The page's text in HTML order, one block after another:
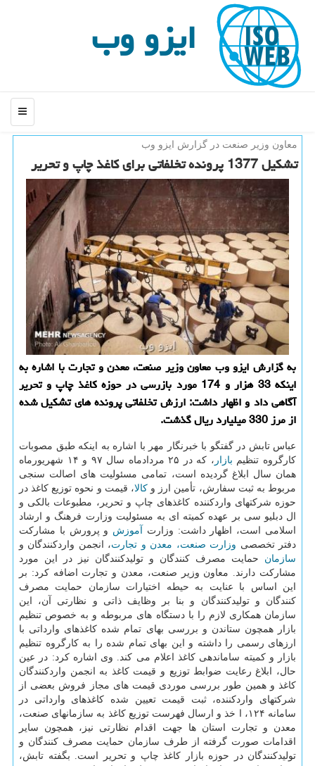
ایزو وب
منو
معاون وزیر صنعت در گزارش ایزو وب
تشكیل 1377 پرونده تخلفاتی برای كاغذ چاپ و تحریر
به گزارش ایزو وب معاون وزیر صنعت، معدن و تجارت با اشاره به
اینكه 33 هزار و 174 مورد بازرسی در حوزه كاغذ چاپ و تحریر
آگاهی داد و اظهار داشت: ارزش تخلفاتی پرونده های تشكیل شده
از مرز 330 میلیارد ریال گذشت.
عباس تابش در گفتگو با خبرنگار مهر با اشاره به اینكه طبق مصوبات
كارگروه تنظیم بازار
، كه در ۲۵ مردادماه سال ۹۷ و ۱۴ شهریورماه
همان سال ابلاغ گردیده است، تمامی مسئولیت های اصالت سنجی
مربوط به ثبت سفارش، تأمین ارز وكالا، قیمت و نحوه توزیع كاغذ در
حوزه شركتهای واردكننده كاغذهای چاپ و تحریر، مطبوعات بالكی و
ال دبلیو سی بر عهده كمیته ای به مسئولیت وزارت فرهنگ و ارشاد
اسلامی است، اظهار داشت: وزارت آموزش و پرورش با مشاركت
دفتر تخصصی وزارت صنعت، معدن و تجارت، انجمن واردكنندگان و
سازمان حمایت مصرف كنندگان و تولیدكنندگان نیز در این مورد
مشاركت دارند. معاون وزیر صنعت، معدن و تجارت اضافه كرد: بر
این اساس با عنایت به حیطه اختیارات سازمان حمایت مصرف
كنندگان و تولیدكنندگان و بنا بر وظایف ذاتی و نظارتی آن، این
سازمان همكاری لازم را با دستگاه های مربوطه و به خصوص تنظیم
بازار همچون ستاندن و بررسی بهای تمام شده كاغذهای وارداتی با
ارزهای رسمی را داشته و این بهای تمام شده را به كارگروه تنظیم
بازار و كمیته ساماندهی كاغذ اعلام می كند. وی اشاره كرد: در عین
حال، ابلاغ رعایت ضوابط توزیع و قیمت كاغذ به انجمن واردكنندگان
كاغذ و همین طور بررسی موردی قیمت های مجاز فروش بعضی از
شركتهای واردكننده، ثبت قیمت تعیین شده كاغذهای وارداتی در
سامانه ۱۲۴، ا خذ و ارسال فهرست توزیع كاغذ به سازمانهای صنعت،
معدن و تجارت استان ها جهت اقدام نظارتی نیز، همچون سایر
اقدامات صورت گرفته از طرف سازمان حمایت مصرف كنندگان و
تولیدكنندگان در حوزه بازار كاغذ چاپ و تحریر است. بگفته تابش،